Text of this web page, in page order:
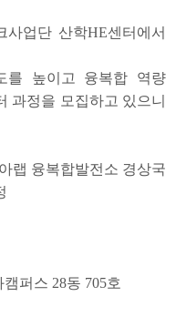
사업단 산학HE센터에서
를 높이고 융복합 역량
과정을 모집하고 있으니
랩 융복합발전소 경상국
캠퍼스 28동 705호